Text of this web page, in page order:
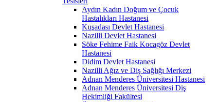
Aydın Kadın Doğum ve Çocuk
Hastalıkları Hastanesi
Kuşadası Devlet Hastanesi
Nazilli Devlet Hastanesi
Söke Fehime Faik Kocagöz Devlet
Hastanesi
Didim Devlet Hastanesi
Nazilli Ağız ve Diş Sağlığı Merkezi
Adnan Menderes Üniversitesi Hastanesi
Adnan Menderes Üniversitesi Diş
Hekimliği Fakültesi